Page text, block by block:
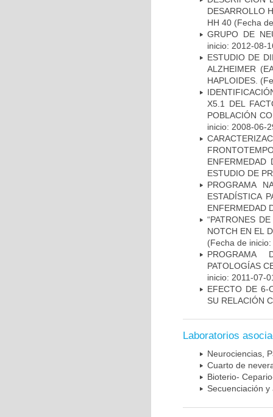
DESARROLLO
HH 40 (Fecha
GRUPO DE
inicio: 2012-08-
ESTUDIO DE
ALZHEIMER
HAPLOIDES.
X5.1 DEL
POBLACIÓN
inicio: 2008-06-
ENFERMEDAD
ESTUDIO DE
PROGRAMA
ESTADÍSTICA
ENFERMEDAD
“PATRONES
NOTCH EN EL
(Fecha de
PROGRAMA
PATOLOGÍAS
inicio: 2011-07-
EFECTO DE 6-
SU RELACIÓN
Laboratorios
Neurociencias,
Cuarto de
Bioterio-
Secuenciación